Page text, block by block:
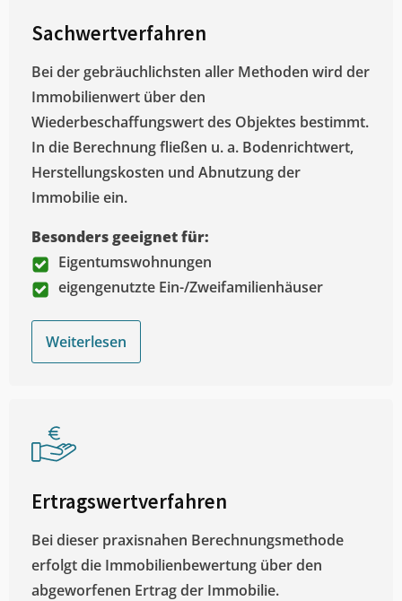
Sachwertverfahren
Bei der gebräuchlichsten aller Methoden wird der
Immobilienwert über den
Wiederbeschaffungswert des Objektes bestimmt.
In die Berechnung fließen u. a. Bodenrichtwert,
Herstellungskosten und Abnutzung der
Immobilie ein.
Besonders geeignet für:
Eigentumswohnungen
eigengenutzte Ein-/Zweifamilienhäuser
Weiterlesen
Ertragswertverfahren
Bei dieser praxisnahen Berechnungsmethode
erfolgt die Immobilienbewertung über den
abgeworfenen Ertrag der Immobilie.